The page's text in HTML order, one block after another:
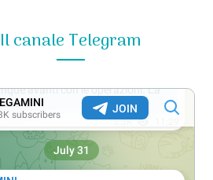
Il canale Telegram